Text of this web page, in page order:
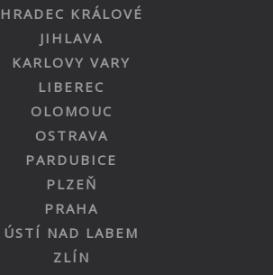
HRADEC KRÁLOVÉ
JIHLAVA
KARLOVY VARY
LIBEREC
OLOMOUC
OSTRAVA
PARDUBICE
PLZEŇ
PRAHA
ÚSTÍ NAD LABEM
ZLÍN